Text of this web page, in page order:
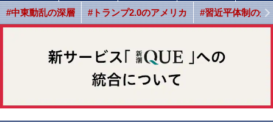
#中東動乱の深層 #トランプ2.0のアメリカ #習近平体制の光